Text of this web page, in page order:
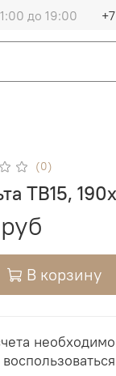
до 19:00
(0)
TB15,
В корзину